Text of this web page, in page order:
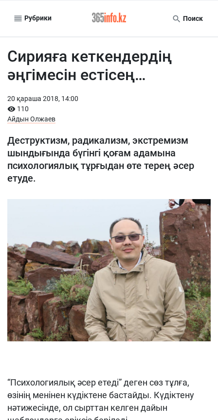
Рубрики Поиск
Сирияға кеткендердің
әңгімесін естісең…
20 қараша 2018, 14:00
110
Айдын Олжаев
Деструктизм, радикализм, экстремизм
шындығында бүгінгі қоғам адамына
психологиялық тұрғыдан өте терең әсер
етуде.
“Психологиялық әсер етеді” деген сөз тұлға,
өзінің менінен күдіктене бастайды. Күдіктену
нәтижесінде, ол сырттан келген дайын